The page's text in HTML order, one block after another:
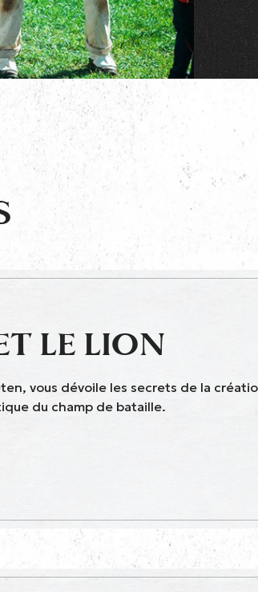
LE LION
vous dévoile les secrets de la
du champ de bataille.